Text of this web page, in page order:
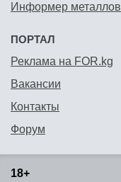
Информер металлов
ПОРТАЛ
Реклама на FOR.kg
Вакансии
Контакты
Форум
18+